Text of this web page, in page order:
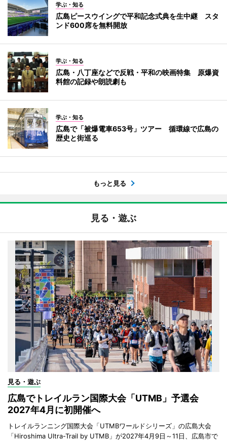
学ぶ・知る
広島ピースウイングで平和記念式典を生中継 スタ
ンド600席を無料開放
学ぶ・知る
広島・八丁座などで反戦・平和の映画特集 原爆資
料館の記録や朗読劇も
学ぶ・知る
広島で「被爆電車653号」ツアー 循環線で広島の
歴史と街巡る
もっと見る
見る・遊ぶ
見る・遊ぶ
広島でトレイルラン国際大会「UTMB」予選会
2027年4月に初開催へ
トレイルランニング国際大会「UTMBワールドシリーズ」の広島大会
「Hiroshima Ultra-Trail by UTMB」が2027年4月9日～11日、広島市で